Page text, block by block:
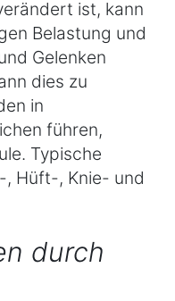
ist, kann
Belastung und
Gelenken
dies zu
in
führen,
Typische
, Hüft-, Knie- und
durch